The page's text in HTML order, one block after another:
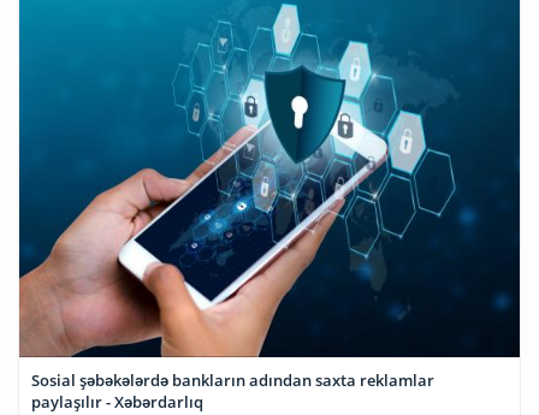
Sosial şəbəkələrdə bankların adından saxta reklamlar
paylaşılır - Xəbərdarlıq